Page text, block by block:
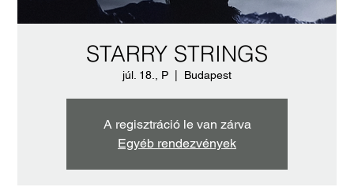
STARRY STRINGS
júl. 18., P Budapest
A regisztráció le van zárva
Egyéb rendezvények